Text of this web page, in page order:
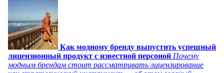
Как модному бренду выпустить успешный
лицензионный продукт с известной персоной Почему
модным брендам стоит рассматривать лицензирование